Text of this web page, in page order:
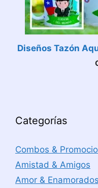
Diseños Tazón
Categorías
Combos &
Amistad & Amigos
Amor & Enamorados